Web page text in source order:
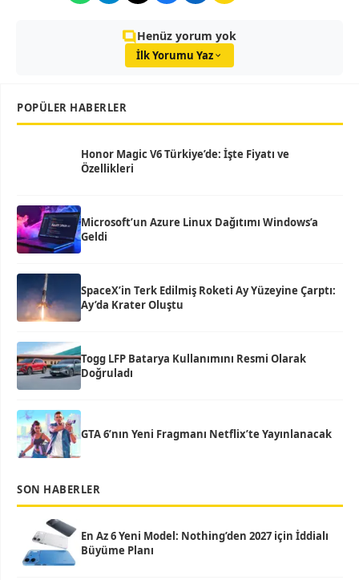
Henüz yorum yok
İlk Yorumu Yaz
POPÜLER HABERLER
Honor Magic V6 Türkiye’de: İşte Fiyatı ve
Özellikleri
Microsoft’un Azure Linux Dağıtımı Windows’a
Geldi
SpaceX’in Terk Edilmiş Roketi Ay Yüzeyine Çarptı:
Ay’da Krater Oluştu
Togg LFP Batarya Kullanımını Resmi Olarak
Doğruladı
GTA 6’nın Yeni Fragmanı Netflix’te Yayınlanacak
SON HABERLER
En Az 6 Yeni Model: Nothing’den 2027 için İddialı
Büyüme Planı